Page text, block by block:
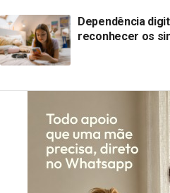
Dependência
reconhecer os